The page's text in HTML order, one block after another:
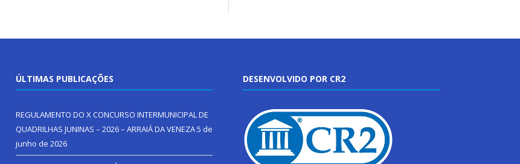
ÚLTIMAS PUBLICAÇÕES
REGULAMENTO DO X CONCURSO INTERMUNICIPAL DE
QUADRILHAS JUNINAS – 2026 – ARRAIÁ DA VENEZA5 de
junho de 2026
DESENVOLVIDO POR CR2